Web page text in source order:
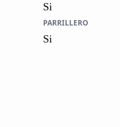
Si
PARRILLERO
Si